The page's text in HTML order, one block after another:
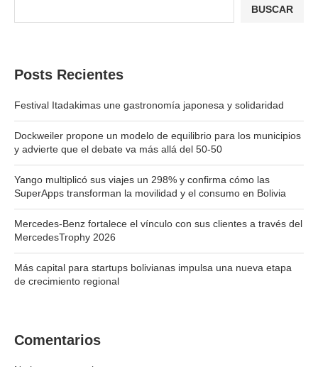
BUSCAR
Posts Recientes
Festival Itadakimas une gastronomía japonesa y solidaridad
Dockweiler propone un modelo de equilibrio para los municipios
y advierte que el debate va más allá del 50-50
Yango multiplicó sus viajes un 298% y confirma cómo las
SuperApps transforman la movilidad y el consumo en Bolivia
Mercedes-Benz fortalece el vínculo con sus clientes a través del
MercedesTrophy 2026
Más capital para startups bolivianas impulsa una nueva etapa
de crecimiento regional
Comentarios